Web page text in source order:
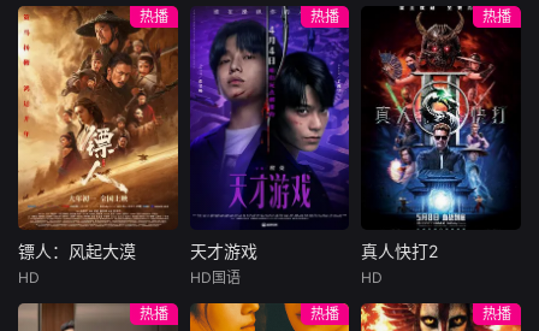
军长征离开后的江
西苏区。少年潘冬
子（祝新运饰）的
父亲响应号召，参
加红军抗击敌军去
了，只剩下母亲与
东子相依为命。母
亲也是抗敌的积极
分子，从小耳濡目
染的冬子虽然只有1
1岁，也立下了决心
长大
（浦克 饰）带领向
阳院的红领巾铁柱
（章申 饰）、黑旦
（赛罕 饰）、雪花
（吴芸 饰）等，响
应毛主席“向雷锋同
志学习”伟大号召，
利用暑假开展丰富
多彩的社会实践活
动。暗藏的阶级敌
人胡守礼（
证她的姐姐和父亲
被谋杀，她长大成
为有高超功夫的女
人后开始追寻她家
族的仇人……
热播
镖人：风起大漠
于适
镖人：风起大漠
HD
热播
天才游戏
李蔓瑄
天才游戏
HD国语
热播
真人快打2
阿德莱恩·鲁道夫
真人快打2
HD
热播
热播 热播